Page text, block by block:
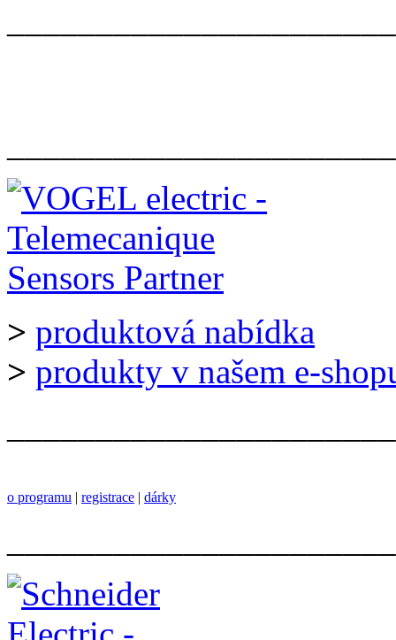
> produktová nabídka
> produkty v našem e-
o programu | registrace | dárky